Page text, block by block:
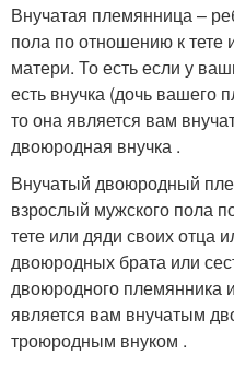
Внучатая племянница –
пола по отношению к тете
матери. То есть если у
есть внучка (дочь вашего
то она является вам
двоюродная внучка .
Внучатый двоюродный
взрослый мужского пола
тете или дяди своих отца
двоюродных брата или
двоюродного племянника
является вам внучатым
троюродным внуком .